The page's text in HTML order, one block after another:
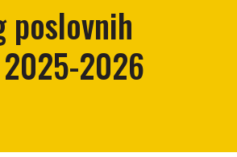
poslovnih
2026